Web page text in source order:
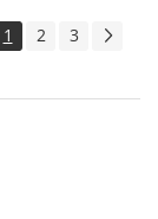
1 2 3